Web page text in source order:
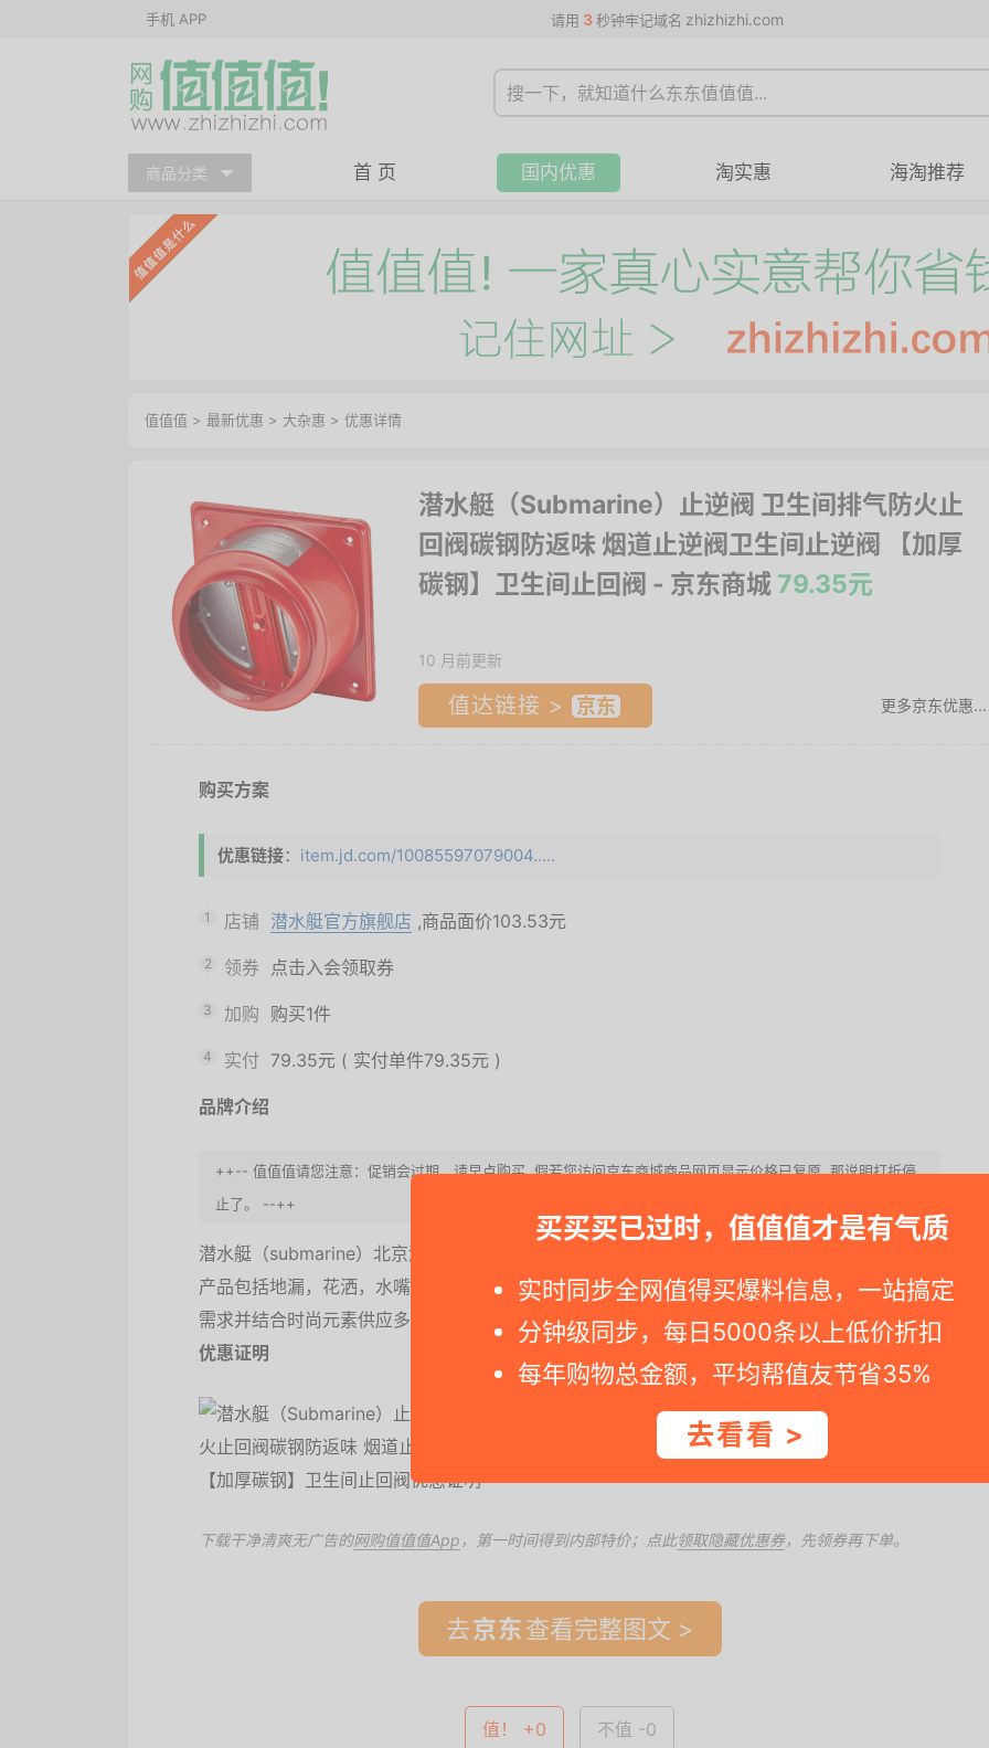
手机 APP 请用 3 秒钟牢记域名 zhizhizhi.com
商品分类 首 页 国内优惠 淘实惠 海淘推荐
买买买已过时，值值值才是有气质
实时同步全网值得买爆料信息，一站搞定
分钟级同步，每日5000条以上低价折扣
每年购物总金额，平均帮值友节省35%
去看看 >
值值值 > 最新优惠 > 大杂惠 > 优惠详情
潜水艇（Submarine）止逆阀 卫生间排气防火止
回阀碳钢防返味 烟道止逆阀卫生间止逆阀 【加厚
碳钢】卫生间止回阀 - 京东商城 79.35元
10 月前更新
值达链接 > 更多京东优惠...
购买方案
优惠链接： item.jd.com/10085597079004.....
1 店铺 潜水艇官方旗舰店 ,商品面价103.53元
2 领券 点击入会领取券
3 加购 购买1件
4 实付 79.35元 ( 实付单件79.35元 )
品牌介绍
++-- 值值值请您注意：促销会过期，请早点购买. 假若您访问京东商城商品网页显示价格已复原, 那说明打折停
止了。 --++
潜水艇（submarine）北京润德鸿图科技发展有限公司旗下品牌，国内五金卫浴领导品牌。主要
产品包括地漏，花洒，水嘴，角阀和卫浴配件。潜水艇地漏产品为其主打产品，针对地漏的多种
需求并结合时尚元素供应多种功能型地漏。
优惠证明
下载干净清爽无广告的网购值值值App ，第一时间得到内部特价；点此领取隐藏优惠券，先领券再下单。
去 查看完整图文 >
值！ +0 不值 -0